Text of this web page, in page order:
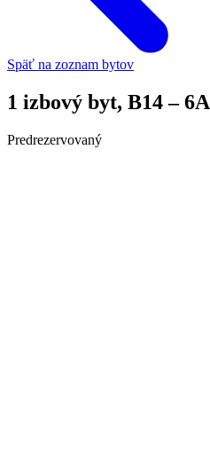
Späť na zoznam bytov
1 izbový byt, B14 – 6A
Predrezervovaný